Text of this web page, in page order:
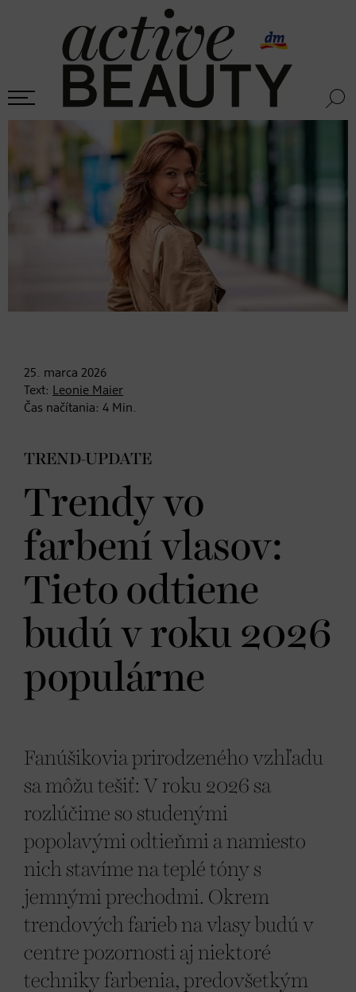
25. marca 2026
Text: Leonie Maier
Čas načítania: 4 Min.
TREND-UPDATE
Trendy vo
farbení vlasov:
Tieto odtiene
budú v roku 2026
populárne
Fanúšikovia prirodzeného vzhľadu
sa môžu tešiť: V roku 2026 sa
rozlúčime so studenými
popolavými odtieňmi a namiesto
nich stavíme na teplé tóny s
jemnými prechodmi. Okrem
trendových farieb na vlasy budú v
centre pozornosti aj niektoré
techniky farbenia, predovšetkým